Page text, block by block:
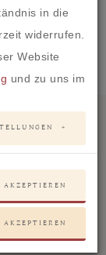
in die
widerrufen.
Website
und zu uns im
AKZEPTIEREN
AKZEPTIEREN